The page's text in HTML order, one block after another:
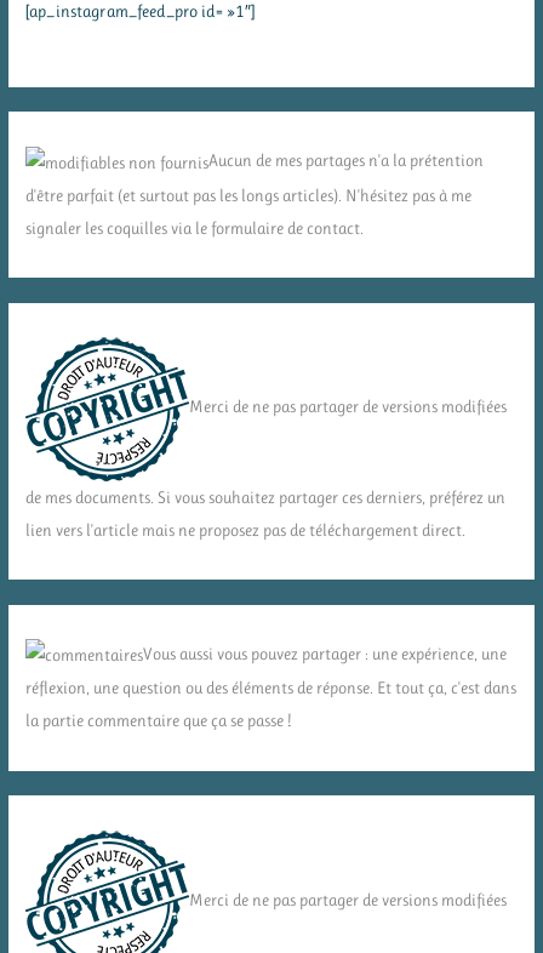
[ap_instagram_feed_pro id= »1″]
Aucun de mes partages n'a la prétention
d'être parfait (et surtout pas les longs articles). N'hésitez pas à me
signaler les coquilles via le formulaire de contact.
Merci de ne pas partager de versions modifiées
de mes documents. Si vous souhaitez partager ces derniers, préférez un
lien vers l'article mais ne proposez pas de téléchargement direct.
Vous aussi vous pouvez partager : une expérience, une
réflexion, une question ou des éléments de réponse. Et tout ça, c'est dans
la partie commentaire que ça se passe !
Merci de ne pas partager de versions modifiées